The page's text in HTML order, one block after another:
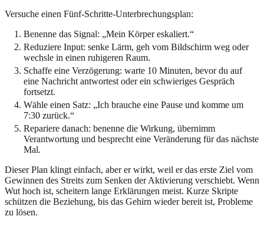
Versuche einen Fünf-Schritte-Unterbrechungsplan:
Benenne das Signal: „Mein Körper eskaliert.“
Reduziere Input: senke Lärm, geh vom Bildschirm weg oder
wechsle in einen ruhigeren Raum.
Schaffe eine Verzögerung: warte 10 Minuten, bevor du auf
eine Nachricht antwortest oder ein schwieriges Gespräch
fortsetzt.
Wähle einen Satz: „Ich brauche eine Pause und komme um
7:30 zurück.“
Repariere danach: benenne die Wirkung, übernimm
Verantwortung und besprecht eine Veränderung für das nächste
Mal.
Dieser Plan klingt einfach, aber er wirkt, weil er das erste Ziel vom
Gewinnen des Streits zum Senken der Aktivierung verschiebt. Wenn
Wut hoch ist, scheitern lange Erklärungen meist. Kurze Skripte
schützen die Beziehung, bis das Gehirn wieder bereit ist, Probleme
zu lösen.